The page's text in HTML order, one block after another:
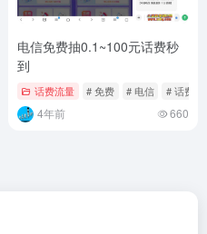
电信免费抽0.1~100元话费秒
到
话费流量 # 免费 # 电信 # 话费
4年前 660